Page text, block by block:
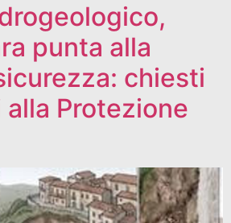
punta alla
chiesti
alla Protezione